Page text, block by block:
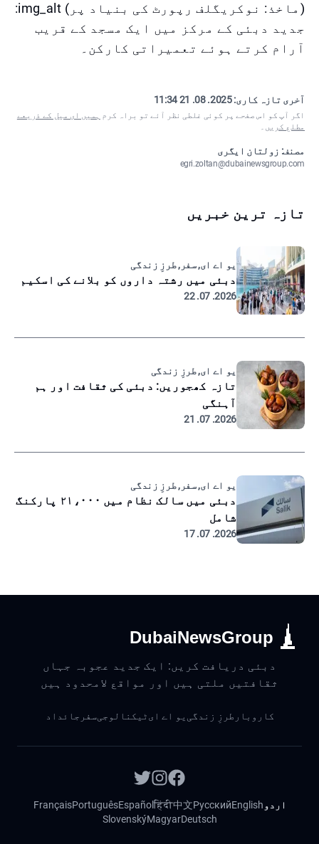
(ماخذ: نوکریگلف رپورٹ کی بنیاد پر) img_alt:
جدید دبئی کے مرکز میں ایک مسجد کے قریب
آرام کرتے ہوئے تعمیراتی کارکن۔
آخری تازہ کاری:2025. 08. 21 11:34
اگر آپ کو اس صفحے پر کوئی غلطی نظر آئے تو براہ کرم ہمیں ای میل کے ذریعے
مطلع کریں ۔
مصنف: زولتان ایگری
egri.zoltan@dubainewsgroup.com
تازہ ترین خبریں
یو اے ای, سفر, طرزِ زندگی
دبئی میں رشتہ داروں کو بلانے کی اسکیم
2026. 07. 22
یو اے ای, طرزِ زندگی
تازہ کھجوریں: دبئی کی ثقافت اور ہم
آہنگی
2026. 07. 21
یو اے ای, سفر, طرزِ زندگی
دبئی میں سالک نظام میں ۲۱،۰۰۰ پارکنگ
شامل
2026. 07. 17
DubaiNewsGroup
دبئی دریافت کریں: ایک جدید عجوبہ جہاں
ثقافتیں ملتی ہیں اور مواقع لامحدود ہیں
کاروبار طرزِ زندگی یو اے ایٹیکنالوجیسفر جائداد
اردو English
Русский
中文
हिंदी
Español
Português
Français
Deutsch
Magyar
Slovenský